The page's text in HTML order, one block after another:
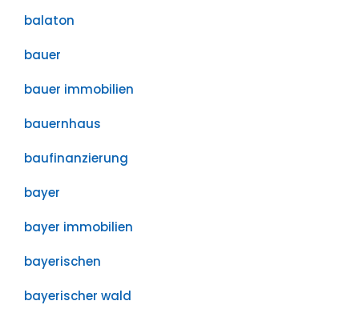
balaton
bauer
bauer immobilien
bauernhaus
baufinanzierung
bayer
bayer immobilien
bayerischen
bayerischer wald